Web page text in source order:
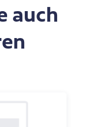
auch